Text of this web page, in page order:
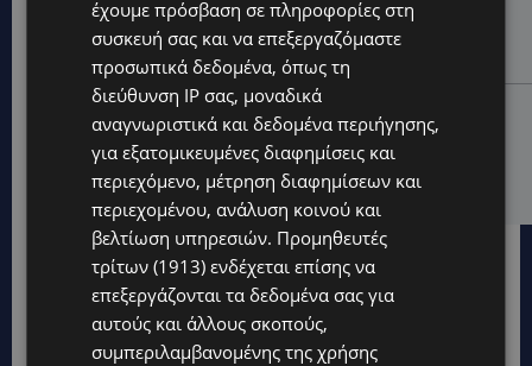
ΧΩΡΙΣ ΣΩΣΣΙΒΙΟ Η ΘΑΛΑΣΣΙΑ ΣΥΝΔΕΣΗ ΚΥΠΡΟΥ-
ΕΛΛΑΔΑΣ: «Χωρίς επιδότηση το πλοίο δεν θα
ξανασηκώσει άγκυρα»
STORIES
ΜΑΡΙΝΟΣ ΚΩΝΣΤΑΝΤΙΝΙΔΗΣ: Οι πρωτοβουλίες για να
ξαναζωντανέψει η Μακαρίου και το κέντρο της
Λευκωσίας-(Βίντεο)
έχουμε πρόσβαση σε πληροφορίες στη
συσκευή σας και να επεξεργαζόμαστε
προσωπικά δεδομένα, όπως τη
διεύθυνση IP σας, μοναδικά
αναγνωριστικά και δεδομένα περιήγησης,
για εξατομικευμένες διαφημίσεις και
περιεχόμενο, μέτρηση διαφημίσεων και
περιεχομένου, ανάλυση κοινού και
βελτίωση υπηρεσιών. Προμηθευτές
τρίτων (1913) ενδέχεται επίσης να
επεξεργάζονται τα δεδομένα σας για
αυτούς και άλλους σκοπούς,
συμπεριλαμβανομένης της χρήσης